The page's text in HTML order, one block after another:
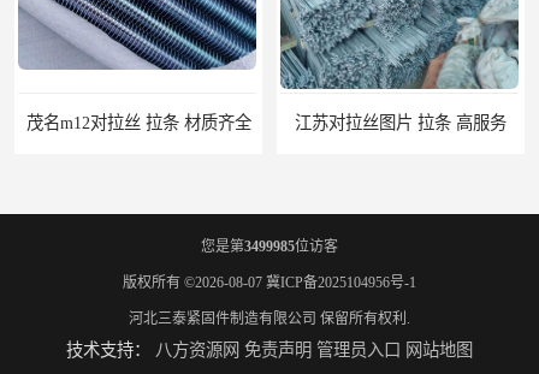
对拉丝 拉条 材质齐全 江苏对拉丝图片 拉条 高服务
您是第3499985位访客
版权所有 ©2026-08-07 冀ICP备2025104956号-1
河北三泰紧固件制造有限公司 保留所有权利.
技术支持： 八方资源网 免责声明 管理员入口 网站地图